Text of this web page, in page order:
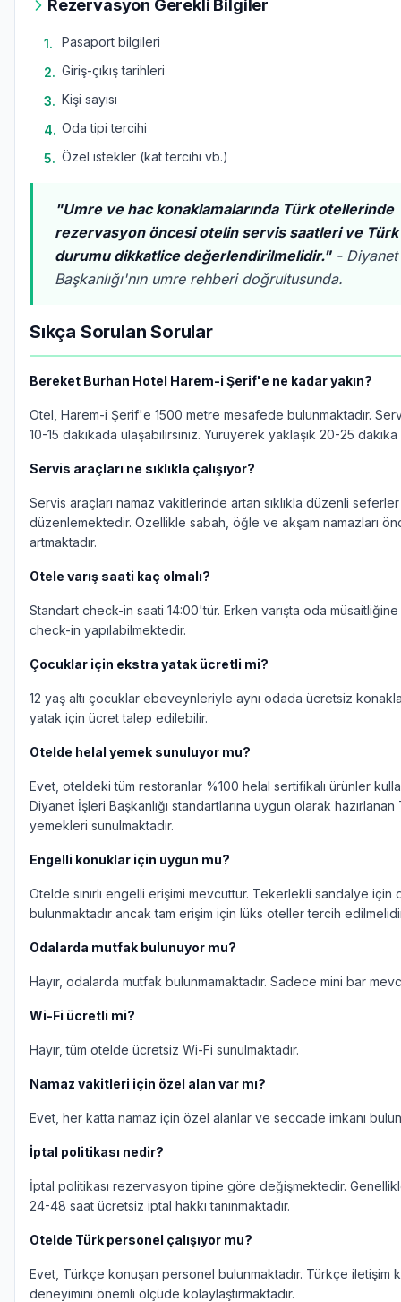
Rezervasyon Gerekli Bilgiler
1.
Pasaport bilgileri
2. Giriş-çıkış tarihleri
3. Kişi sayısı
4. Oda tipi tercihi
5. Özel istekler (kat tercihi vb.)
"Umre ve hac konaklamalarında Türk otellerinde
rezervasyon öncesi otelin servis saatleri ve
durumu dikkatlice değerlendirilmelidir."- Diyanet
Başkanlığı'nın umre rehberi doğrultusunda.
Sıkça Sorulan Sorular
Bereket Burhan Hotel Harem-i Şerif'e ne kadar yakın?
Otel, Harem-i Şerif'e 1500 metre mesafede bulunmaktadır.
10-15 dakikada ulaşabilirsiniz. Yürüyerek yaklaşık 20-25
Servis araçları ne sıklıkla çalışıyor?
Servis araçları namaz vakitlerinde artan sıklıkla düzenli seferler
düzenlemektedir. Özellikle sabah, öğle ve akşam namazları
artmaktadır.
Otele varış saati kaç olmalı?
Standart check-in saati 14:00'tür. Erken varışta oda
check-in yapılabilmektedir.
Çocuklar için ekstra yatak ücretli mi?
12 yaş altı çocuklar ebeveynleriyle aynı odada ücretsiz
yatak için ücret talep edilebilir.
Otelde helal yemek sunuluyor mu?
Evet, oteldeki tüm restoranlar %100 helal sertifikalı ürünler
Diyanet İşleri Başkanlığı standartlarına uygun olarak hazırlanan
yemekleri sunulmaktadır.
Engelli konuklar için uygun mu?
Otelde sınırlı engelli erişimi mevcuttur. Tekerlekli sandalye için
bulunmaktadır ancak tam erişim için lüks oteller tercih
Odalarda mutfak bulunuyor mu?
Hayır, odalarda mutfak bulunmamaktadır. Sadece mini bar
Wi-Fi ücretli mi?
Hayır, tüm otelde ücretsiz Wi-Fi sunulmaktadır.
Namaz vakitleri için özel alan var mı?
Evet, her katta namaz için özel alanlar ve seccade imkanı
İptal politikası nedir?
İptal politikası rezervasyon tipine göre değişmektedir.
24-48 saat ücretsiz iptal hakkı tanınmaktadır.
Otelde Türk personel çalışıyor mu?
Evet, Türkçe konuşan personel bulunmaktadır. Türkçe iletişim
deneyimini önemli ölçüde kolaylaştırmaktadır.